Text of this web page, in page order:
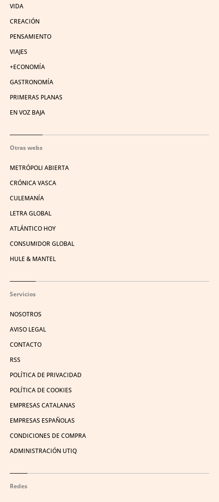
VIDA
CREACIÓN
PENSAMIENTO
VIAJES
+ECONOMÍA
GASTRONOMÍA
PRIMERAS PLANAS
EN VOZ BAJA
Otras webs
METRÓPOLI ABIERTA
CRÓNICA VASCA
CULEMANÍA
LETRA GLOBAL
ATLÁNTICO HOY
CONSUMIDOR GLOBAL
HULE & MANTEL
Servicios
NOSOTROS
AVISO LEGAL
CONTACTO
RSS
POLÍTICA DE PRIVACIDAD
POLÍTICA DE COOKIES
EMPRESAS CATALANAS
EMPRESAS ESPAÑOLAS
CONDICIONES DE COMPRA
ADMINISTRACIÓN UTIQ
Redes